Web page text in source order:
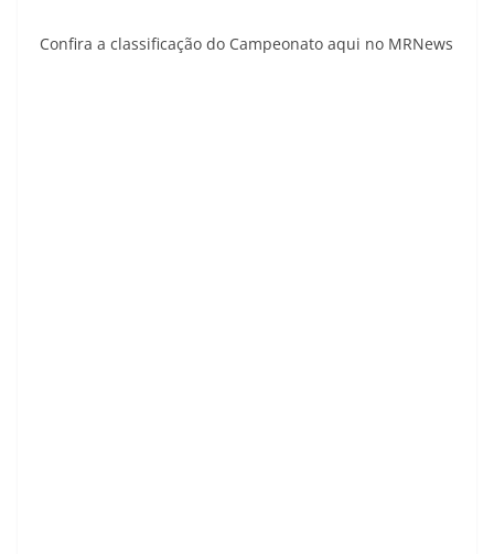
Confira a classificação do Campeonato aqui no MRNews